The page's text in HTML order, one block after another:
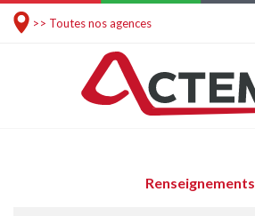
>> Toutes nos agences
Renseignements